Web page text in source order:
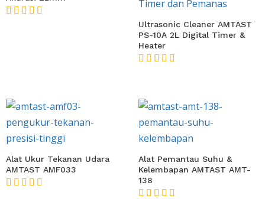
AMTAST AND100 100m
Akurasi ±2mm
Ultrasonic Cleaner AMTAST
PS-10A 2L Digital Timer &
Heater
Alat Ukur Tekanan Udara
AMTAST AMF033
Alat Pemantau Suhu &
Kelembapan AMTAST AMT-
138